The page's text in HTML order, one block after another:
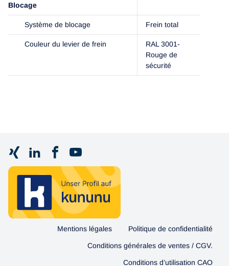
Blocage
Système de blocage Frein total
Couleur du levier de frein
RAL 3001-
Rouge de
sécurité
Mentions légales Politique de confidentialité
Conditions générales de ventes / CGV.
Conditions d’utilisation CAO